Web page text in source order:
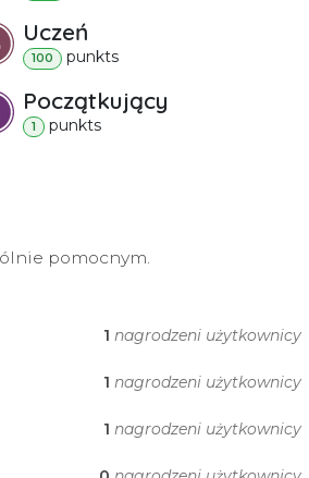
Uczeń
100 punkts
Początkujący
1 punkts
pomocnym.
1 nagrodzeni użytkownicy
1 nagrodzeni użytkownicy
1 nagrodzeni użytkownicy